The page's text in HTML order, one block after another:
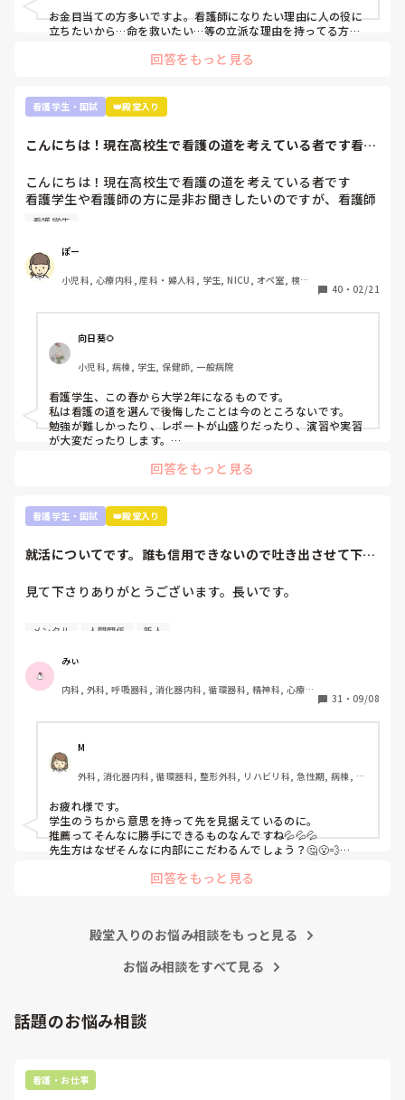
本当に向いてません。もっと早く気づいておけばよかったで
うと悲しくて仕方ないです。
ます。
今、看護師として働いている方には本当に頭が上がりませ
べきでしょうか。アドバイス頂きたいです。よろしくお願い
します。
お金目当ての方多いですよ。看護師になりたい理由に人の役に
立ちたいから…命を救いたい…等の立派な理由を持ってる方は
すが、それでも実習の半分はオールしてます。そんなもんで
す。
看護師になって勉強量が増えるというより、今学んでいるもの
それに、自分の知り合いですが3ヶ月だけ病院で働き嫌になり
やめて、今はクリニックの外来でゆっくりのんびり看護師やっ
ている人もいます。お給料は悪くありません。病棟で働いてた
時とほぼ一緒です。夜勤もありませんし。
こういう道もありますよ。絶対病院で働かないと看護師の意味
がないという訳では無いです。
むしろ、実習で嫌な思いをもし実習先のせいでしたのなら、全
私は看護師に向いてる人は、人の話を聞いて自分の中で整理し
アウトプットできる人だと思います。主様が向いているかは文
面上では分かりません。少なくとも実習中徹夜するくらい患者
さんのこと、指導されたことを思い勉強しているのは強みだと
思います。いいことです。
これくらいしか言えないです。お役に立てるかわかりません
が…月並みなアドバイスですみません。
回答をもっと見る
看護学生・国試 👑殿堂入り
こんにちは！現在高校生で看護の道を考えている者です看護
こんにちは！現在高校生で看護の道を考えている者です
看護学生や看護師の方に是非お聞きしたいのですが、看護師
になって後悔していたりやめとけばよかったと思いますか？
色々と将来に不安が多く是非教えて頂きたいです！
看護学生
ぽー
小児科, 心療内科, 産科・婦人科, 学生, NICU, オペ室, 検
40 ・ 02/21
向日葵🌻
小児科, 病棟, 学生, 保健師, 一般病院
看護学生、この春から大学2年になるものです。
私は看護の道を選んで後悔したことは今のところないです。
勉強が難しかったり、レポートが山盛りだったり、演習や実習
が大変だったりします。
患者さんの不安なことに寄り添って少しでも解決できたらなっ
て思ってるから😌
会った看護師さんのようになりたいって思って頑張ってます。
が。
自分が看護に向いてる向いてないじゃなくて、看護に携わりた
が…)
も現役看護師さんの意見知りたいです。
回答をもっと見る
看護学生・国試 👑殿堂入り
就活についてです。誰も信用できないので吐き出させて下さ
見て下さりありがとうございます。長いです。
①グループ系列の専門学校に行っています。
に頑張って3年生になったところです。外部の受験を考えて
いることは1年生の時から担任･就職担当の事務に伝えていま
した。
ています。第1志望はB病院です。
①-③を前提として読んで頂きたいです。
インターンシップに行ってから何処に就職したいのか決めた
いという考えが私にあり、気になっている病院(B病院)のイ
ンターンシップに行けたのが8月中旬でした。とてもいい所
で、内部の病院がどれだけ古い考え方で人間関係が終わって
確実に受かるのに外部も受けるメリットなんてあるの？」と
望として考えています。ただ、人気で倍率が高く小論文の試
験もあって受かる確率が低いため、滑り止めとして内部も受
メンタル 人間関係 新人
みぃ
内科, 外科, 呼吸器科, 消化器内科, 循環器科, 精神科, 心療内
棟, 神経内科, 脳神経外科, 消化器外科, 一般病院, 慢性期, 回
31 ・ 09/08
M
外科, 消化器内科, 循環器科, 整形外科, リハビリ科, 急性期, 病棟, 消
お疲れ様です。
学生のうちから意思を持って先を見据えているのに。
推薦ってそんなに勝手にできるものなんですね💦💦💦
先生方はなぜそんなに内部にこだわるんでしょう？🤔😮‍💨
学校には話は通じない気がしますね💦
回答をもっと見る
殿堂入りのお悩み相談をもっと見る
お悩み相談をすべて見る
話題のお悩み相談
看護・お仕事